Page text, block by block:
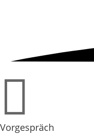

Vorgespräch